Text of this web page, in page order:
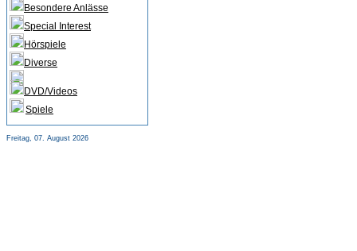
Besondere Anlässe
Special Interest
Hörspiele
Diverse
DVD/Videos
Spiele
Freitag, 07. August 2026